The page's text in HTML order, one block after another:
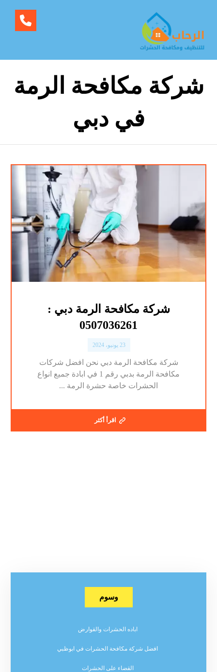
شركة مكافحة الرمة
في دبي
شركة مكافحة الرمة دبي :
0507036261
23 يونيو، 2024
شركة مكافحة الرمة دبي نحن افضل شركات
مكافحة الرمة بدبي رقم 1 في ابادة جميع انواع
الحشرات خاصة حشرة الرمة ...
اقرأ أكثر
وسوم
اباده الحشرات والقوارض
افضل شركة مكافحة الحشرات في ابوظبي
القضاء على الحشرات